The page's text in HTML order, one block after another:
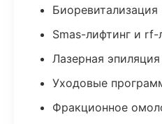
Smas-лифтинг и rf-
Лазерная
Уходовые
Фракционное